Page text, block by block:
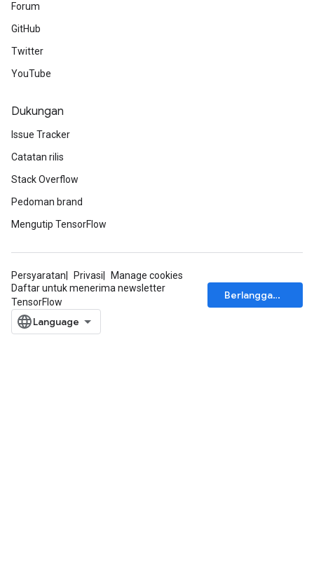
Forum
GitHub
Twitter
YouTube
Dukungan
Issue Tracker
Catatan rilis
Stack Overflow
Pedoman brand
Mengutip TensorFlow
Persyaratan Privasi
Manage cookies
Daftar untuk menerima newsletter
TensorFlow
Berlangganan